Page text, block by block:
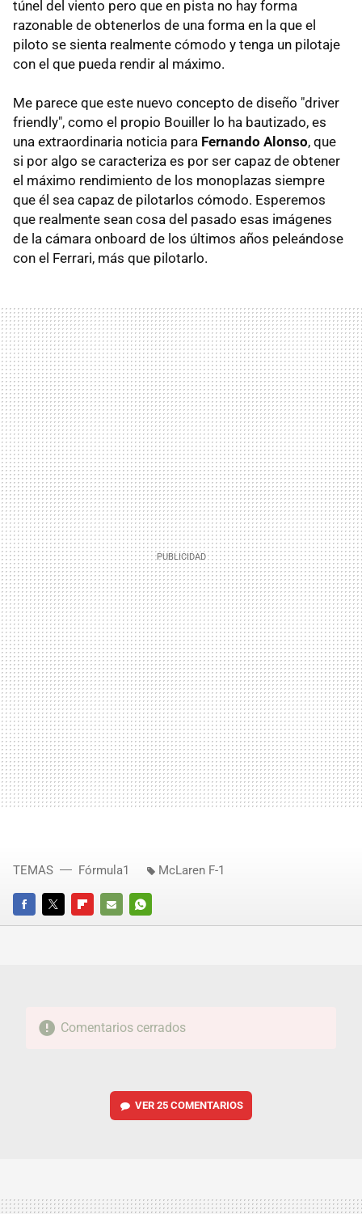
túnel del viento pero que en pista no hay forma
razonable de obtenerlos de una forma en la que el
piloto se sienta realmente cómodo y tenga un pilotaje
con el que pueda rendir al máximo.
Me parece que este nuevo concepto de diseño "driver
friendly", como el propio Bouiller lo ha bautizado, es
una extraordinaria noticia para Fernando Alonso, que
si por algo se caracteriza es por ser capaz de obtener
el máximo rendimiento de los monoplazas siempre
que él sea capaz de pilotarlos cómodo. Esperemos
que realmente sean cosa del pasado esas imágenes
de la cámara onboard de los últimos años peleándose
con el Ferrari, más que pilotarlo.
FACEBOOKTWITTERFLIPBOARD
E-
WHATSAPP
TEMAS Fórmula1 McLaren F-1
Comentarios cerrados
VER 25 COMENTARIOS